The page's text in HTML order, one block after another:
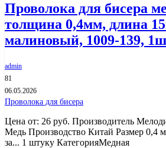
Проволока для бисера
толщина 0,4мм, длина
малиновый, 1009-139,
admin
81
06.05.2026
Проволока для бисера
Цена от: 26 руб. Производитель
Медь Производство Китай Размер 0,4
за... 1 штуку КатегорияМедная